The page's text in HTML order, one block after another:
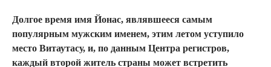
Долгое время имя Йонас, являвшееся самым
популярным мужским именем, этим летом уступило
место Витаутасу, и, по данным Центра регистров,
каждый второй житель страны может встретить